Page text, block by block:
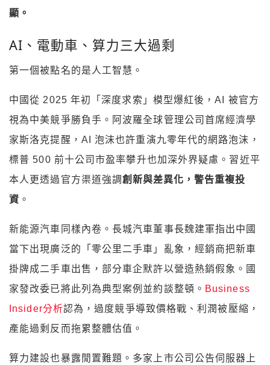
顯。
AI、電動車、算力三大過剩
第一個被點名的是人工智慧。
中國從 2025 年初「深度求索」模型爆紅後，AI 被官方
視為中美競爭勝負手。阿波羅全球管理公司首席經濟學
家斯洛克提醒，AI 泡沫也許重演九零年代的網路泡沫，
標普 500 前十公司市盈率攀升也加深外界疑慮。習近平
本人更透過官方渠道強調創新與差異化，警告重複投
資 。
新能源汽車同樣內卷。長城汽車董事長魏建軍指出中國
當下出現廣泛的「零公里二手車」亂象，經銷商把新車
掛牌成二手車出售，部分車企默許以營造熱銷假象。國
家發改委已將此列為典型案例並約談整頓。 Business
Insider分析認為，過度競爭導致價格戰、利潤被壓縮，
產能過剩反而拖累整體估值。
算力建設也暴露閒置難題。多家上市公司公告伺服器上